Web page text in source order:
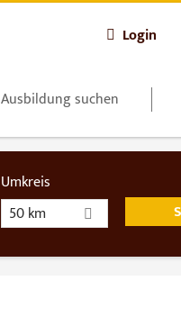
Login
Ausbildung suchen
Umkreis
50 km